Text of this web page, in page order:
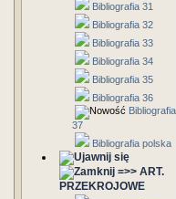
Bibliografia 31
Bibliografia 32
Bibliografia 33
Bibliografia 34
Bibliografia 35
Bibliografia 36
Bibliografia
37
Bibliografia polska
=>> ART.
PRZEKROJOWE